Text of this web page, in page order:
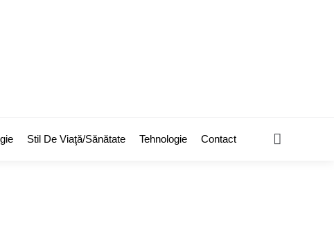
Stil De Viaţă/Sănătate Tehnologie Contact